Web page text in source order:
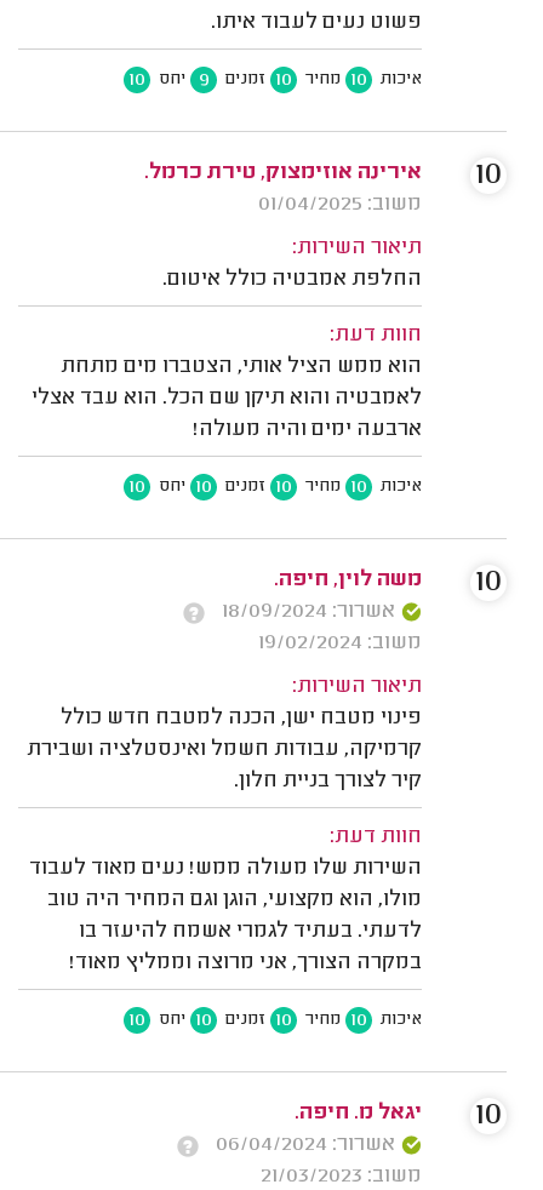
פשוט נעים לעבוד איתו.
איכות 10 מחיר 10 זמנים 9 יחס 10
אירינה אוזימצוק, טירת כרמל.
משוב: 01/04/2025
תיאור השירות:
החלפת אמבטיה כולל איטום.
חוות דעת:
הוא ממש הציל אותי, הצטברו מים מתחת
לאמבטיה והוא תיקן שם הכל. הוא עבד אצלי
ארבעה ימים והיה מעולה!
איכות 10 מחיר 10 זמנים 10 יחס 10
10
משה לוין, חיפה.
אשרור: 18/09/2024
משוב: 19/02/2024
תיאור השירות:
פינוי מטבח ישן, הכנה למטבח חדש כולל
קרמיקה, עבודות חשמל ואינסטלציה ושבירת
קיר לצורך בניית חלון.
חוות דעת:
השירות שלו מעולה ממש! נעים מאוד לעבוד
מולו, הוא מקצועי, הוגן וגם המחיר היה טוב
לדעתי. בעתיד לגמרי אשמח להיעזר בו
במקרה הצורך, אני מרוצה וממליץ מאוד!
איכות 10 מחיר 10 זמנים 10 יחס 10
10
יגאל מ. חיפה.
אשרור: 06/04/2024
משוב: 21/03/2023
10